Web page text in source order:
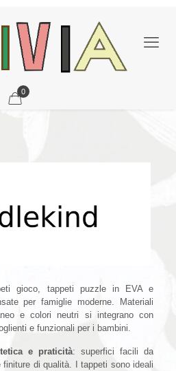
0
gioco, tappeti puzzle in EVA e
per famiglie moderne. Materiali
e colori neutri si integrano con
e funzionali per i bambini.
e praticità: superfici facili da
di qualità. I tappeti sono ideali